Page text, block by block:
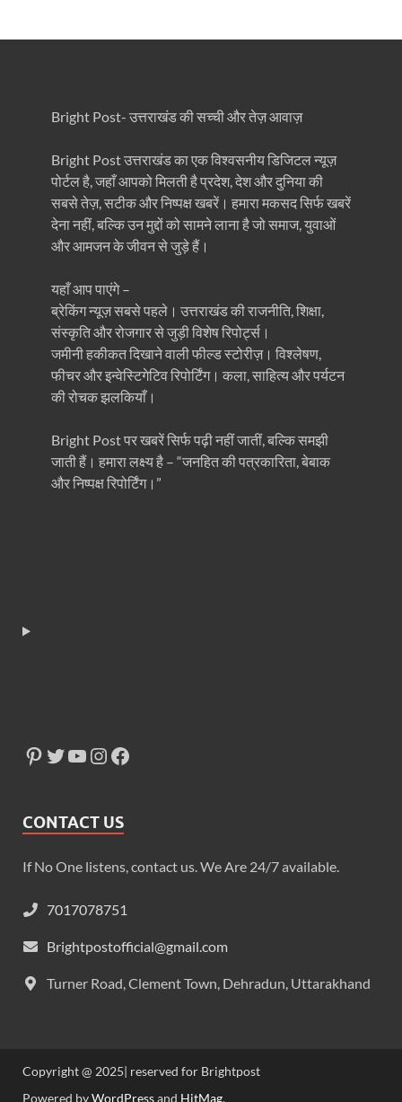
Bright Post- उत्तराखंड की सच्ची और तेज़ आवाज़
Bright Post उत्तराखंड का एक विश्वसनीय डिजिटल न्यूज़
पोर्टल है, जहाँ आपको मिलती है प्रदेश, देश और दुनिया की
सबसे तेज़, सटीक और निष्पक्ष खबरें। हमारा मकसद सिर्फ खबरें
देना नहीं, बल्कि उन मुद्दों को सामने लाना है जो समाज, युवाओं
और आमजन के जीवन से जुड़े हैं।
यहाँ आप पाएंगे –
ब्रेकिंग न्यूज़ सबसे पहले। उत्तराखंड की राजनीति, शिक्षा,
संस्कृति और रोजगार से जुड़ी विशेष रिपोर्ट्स।
जमीनी हकीकत दिखाने वाली फील्ड स्टोरीज़। विश्लेषण,
फीचर और इन्वेस्टिगेटिव रिपोर्टिंग। कला, साहित्य और पर्यटन
की रोचक झलकियाँ।
Bright Post पर खबरें सिर्फ पढ़ी नहीं जातीं, बल्कि समझी
जाती हैं। हमारा लक्ष्य है – “जनहित की पत्रकारिता, बेबाक
और निष्पक्ष रिपोर्टिंग।”
CONTACT US
If No One listens, contact us. We Are 24/7 available.
7017078751
Brightpostofficial@gmail.com
Turner Road, Clement Town, Dehradun, Uttarakhand
Copyright @ 2025| reserved for Brightpost
Powered byWordPressand HitMag.